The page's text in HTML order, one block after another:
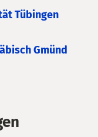
Tübingen
Gmünd